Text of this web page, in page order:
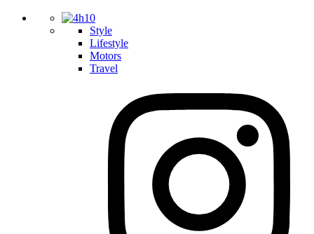
Style
Lifestyle
Motors
Travel